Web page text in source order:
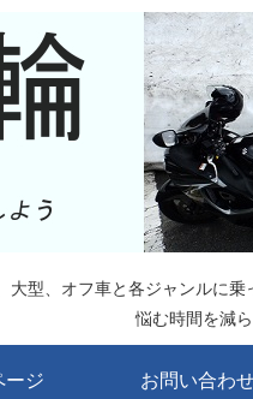
型、オフ車と各ジャンルに
悩む時間を減
ージ お問い合わ